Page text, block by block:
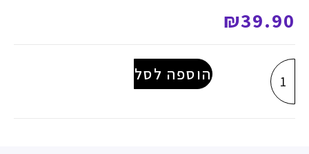
₪39.90
הוספה לסל